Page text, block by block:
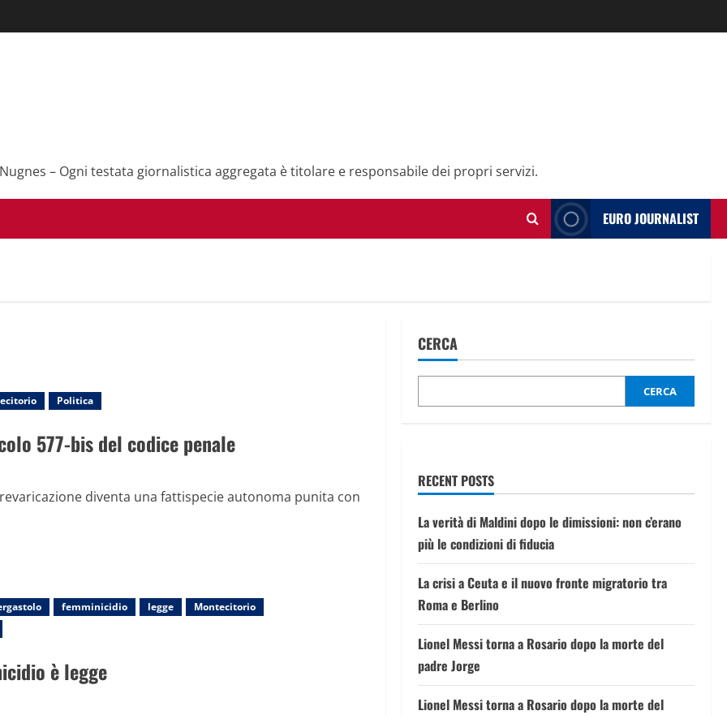
– Ogni testata giornalistica aggregata è titolare e responsabile dei propri servizi.
EURO JOURNALIST
Politica
577-bis del codice penale
diventa una fattispecie autonoma punita con
femminicidio legge
Montecitorio
è legge
CERCA
CERCA
RECENT POSTS
La verità di Maldini dopo le dimissioni: non c’erano
più le condizioni di fiducia
La crisi a Ceuta e il nuovo fronte migratorio tra
Roma e Berlino
Lionel Messi torna a Rosario dopo la morte del
padre Jorge
Lionel Messi torna a Rosario dopo la morte del